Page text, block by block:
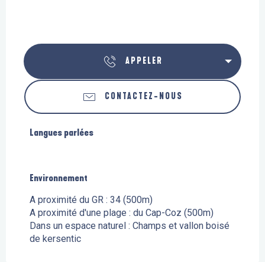
APPELER
CONTACTEZ-NOUS
Langues parlées
Langues parlées
Environnement
Environnement
A proximité du GR : 34 (500m)
A proximité d'une plage : du Cap-Coz (500m)
Dans un espace naturel : Champs et vallon boisé
de kersentic